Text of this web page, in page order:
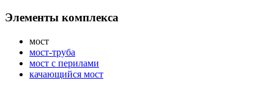
Элементы комплекса
мост
мост-труба
мост с перилами
качающийся мост